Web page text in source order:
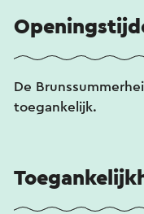
De
toegankelijk.